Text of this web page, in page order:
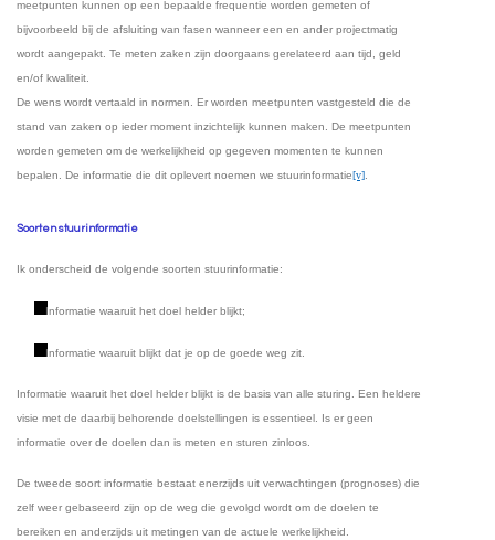
meetpunten kunnen op een bepaalde frequentie worden gemeten of
bijvoorbeeld bij de afsluiting van fasen wanneer een en ander projectmatig
wordt aangepakt. Te meten zaken zijn doorgaans gerelateerd aan tijd, geld
en/of kwaliteit.
De wens wordt vertaald in normen. Er worden meetpunten vastgesteld die de
stand van zaken op ieder moment inzichtelijk kunnen maken. De meetpunten
worden gemeten om de werkelijkheid op gegeven momenten te kunnen
bepalen. De informatie die dit oplevert noemen we stuurinformatie[v]
Soorten stuurinformatie
Ik onderscheid de volgende soorten stuurinformatie:
Informatie waaruit het doel helder blijkt;
Informatie waaruit blijkt dat je op de goede weg zit.
Informatie waaruit het doel helder blijkt is de basis van alle sturing. Een heldere
visie met de daarbij behorende doelstellingen is essentieel. Is er geen
informatie over de doelen dan is meten en sturen zinloos.
De tweede soort informatie bestaat enerzijds uit verwachtingen (prognoses) die
zelf weer gebaseerd zijn op de weg die gevolgd wordt om de doelen te
bereiken en anderzijds uit metingen van de actuele werkelijkheid.